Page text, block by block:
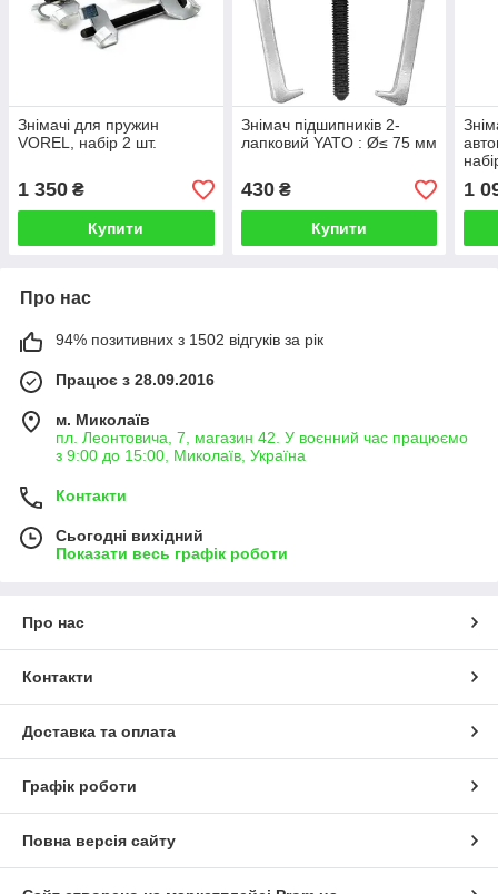
Знімачі для пружин
VOREL, набір 2 шт.
1 350 ₴
Купити
Знімач підшипників 2-
лапковий YATO : Ø≤ 75 мм
430₴
Купити
1
Про нас
94% позитивних з 1502 відгуків за рік
Працює з 28.09.2016
м. Миколаїв
пл. Леонтовича, 7, магазин 42. У воєнний час працюємо
з 9:00 до 15:00, Миколаїв, Україна
Контакти
Сьогодні вихідний
Показати весь графік роботи
Про нас
Контакти
Доставка та оплата
Графік роботи
Повна версія сайту